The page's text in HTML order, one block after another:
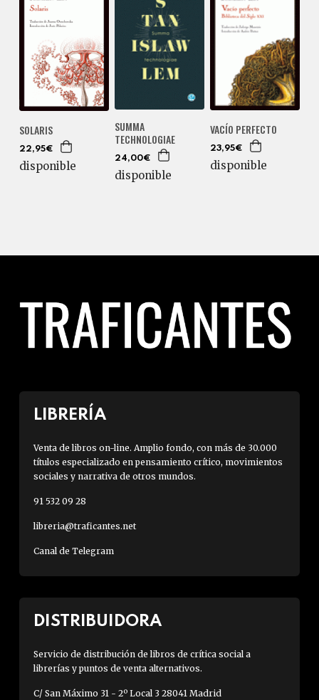
SOLARIS
22,95€
disponible
SUMMA
TECHNOLOGIAE
24,00€
disponible
VACÍO PERFECTO
23,95€
disponible
LIBRERÍA
Venta de libros on-line. Amplio fondo, con más de 30.000
títulos especializado en pensamiento crítico, movimientos
sociales y narrativa de otros mundos.
91 532 09 28
libreria@traficantes.net
Canal de Telegram
DISTRIBUIDORA
Servicio de distribución de libros de crítica social a
librerías y puntos de venta alternativos.
C/ San Máximo 31 - 2º Local 3 28041 Madrid